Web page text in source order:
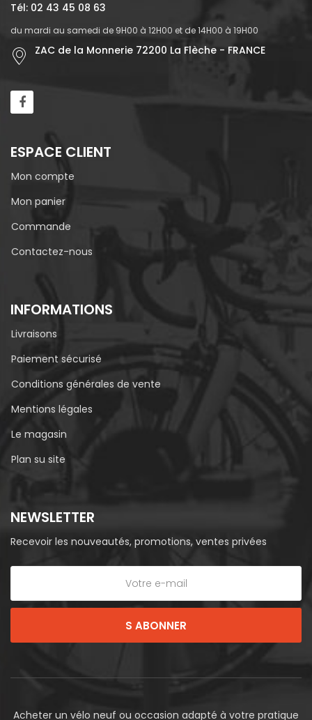
Tél: 02 43 45 08 63
du mardi au samedi de 9H00 à 12H00 et de 14H00 à 19H00
ZAC de la Monnerie 72200 La Flèche - FRANCE
ESPACE CLIENT
Mon compte
Mon panier
Commande
Contactez-nous
INFORMATIONS
Livraisons
Paiement sécurisé
Conditions générales de vente
Mentions légales
Le magasin
Plan su site
NEWSLETTER
Recevoir les nouveautés, promotions, ventes privées
S ABONNER
Acheter un vélo neuf ou occasion adapté à votre pratique